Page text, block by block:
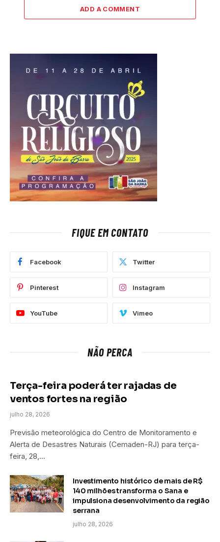
ADD A COMMENT
FIQUE EM CONTATO
Facebook Twitter
Pinterest Instagram
YouTube Vimeo
NÃO PERCA
Terça-feira poderá ter rajadas de
ventos fortes na região
julho 28, 2026
Previsão meteorológica do Centro de Monitoramento e
Alerta de Desastres Naturais (Cemaden-RJ) para terça-
feira, 28,…
Investimento histórico de mais de R$
140 milhões transforma o Sana e
impulsiona desenvolvimento da região
serrana
julho 28, 2026